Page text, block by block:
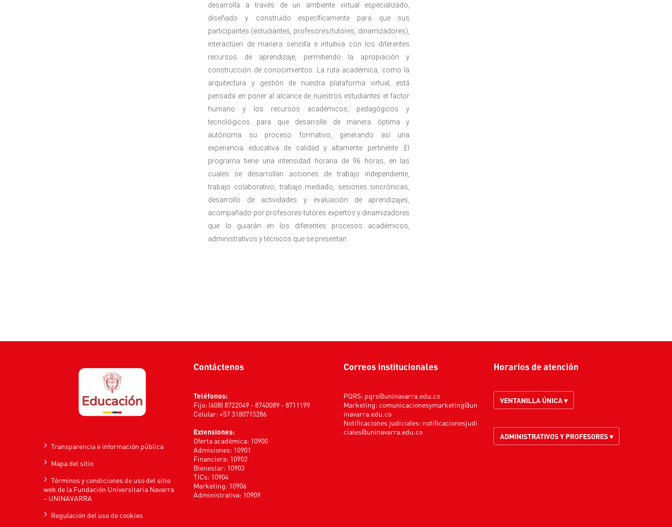
desarrolla a través de un ambiente virtual especializado,
diseñado y construido específicamente para que sus
participantes (estudiantes, profesores/tutores, dinamizadores),
interactúen de manera sencilla e intuitiva con los diferentes
recursos de aprendizaje, permitiendo la apropiación y
construcción de conocimientos. La ruta académica, como la
arquitectura y gestión de nuestra plataforma virtual, está
pensada en poner al alcance de nuestros estudiantes el factor
humano y los recursos académicos, pedagógicos y
tecnológicos para que desarrolle de manera óptima y
autónoma su proceso formativo, generando así una
experiencia educativa de calidad y altamente pertinente. El
programa tiene una intensidad horaria de 96 horas, en las
cuales se desarrollan acciones de trabajo independiente,
trabajo colaborativo, trabajo mediado, sesiones sincrónicas,
desarrollo de actividades y evaluación de aprendizajes,
acompañado por profesores-tutores expertos y dinamizadores
que lo guiarán en los diferentes procesos académicos,
administrativos y técnicos que se presentan.
Transparencia e información pública
Mapa del sitio
Términos y condiciones de uso del sitio
web de la Fundación Universitaria Navarra
– UNINAVARRA
Regulación del uso de cookies
Contáctenos
Teléfonos:
Fijo: (608) 8722049 - 8740089 - 8711199
Celular: +57 3180715286
Extensiones:
Oferta académica: 10900
Admisiones: 10901
Financiera: 10902
Bienestar: 10903
TICs: 10904
Marketing: 10906
Administrativa: 10909
Correos institucionales
PQRS: pqrs@uninavarra.edu.co
Marketing: comunicacionesymarketing@un
inavarra.edu.co
Notificaciones judiciales: notificacionesjudi
ciales@uninavarra.edu.co
Horarios de atención
VENTANILLA ÚNICA ▾
ADMINISTRATIVOS Y PROFESORES ▾